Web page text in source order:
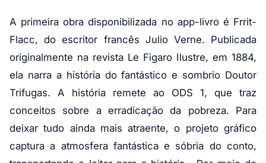
A primeira obra disponibilizada no app-livro é Frrit-
Flacc, do escritor francês Julio Verne. Publicada
originalmente na revista Le Figaro Ilustre, em 1884,
ela narra a história do fantástico e sombrio Doutor
Trifugas. A história remete ao ODS 1, que traz
conceitos sobre a erradicação da pobreza. Para
deixar tudo ainda mais atraente, o projeto gráfico
captura a atmosfera fantástica e sóbria do conto,